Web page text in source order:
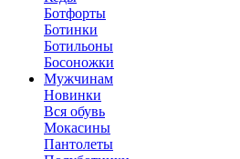
Ботфорты
Ботинки
Ботильоны
Босоножки
Мужчинам
Новинки
Вся обувь
Мокасины
Пантолеты